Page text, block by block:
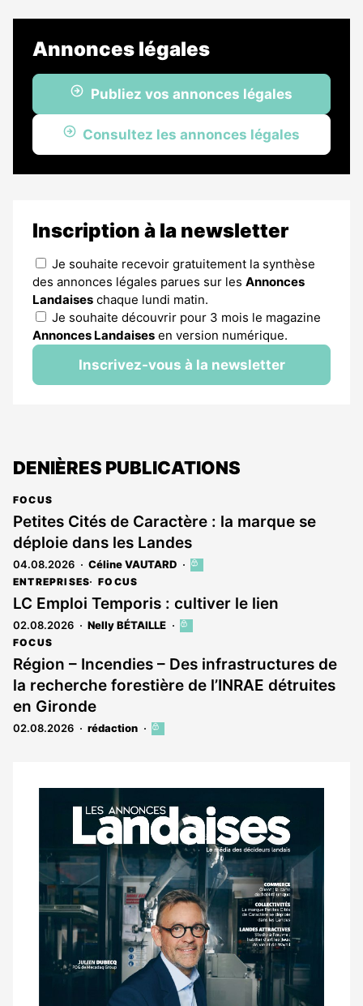
Annonces légales
Publiez vos annonces légales
Consultez les annonces légales
Inscription à la newsletter
Je souhaite recevoir gratuitement la synthèse
des annonces légales parues sur les Annonces
Landaises chaque lundi matin.
Je souhaite découvrir pour 3 mois le magazine
Annonces Landaises en version numérique.
Inscrivez-vous à la newsletter
DENIÈRES PUBLICATIONS
FOCUS
Petites Cités de Caractère : la marque se
déploie dans les Landes
04.08.2026 Céline VAUTARD
Cet
est
réservé
ENTREPRISES FOCUS
LC Emploi Temporis : cultiver le lien
02.08.2026 Nelly BÉTAILLE
Cet
réservé
aux
FOCUS
Région – Incendies – Des infrastructures de
la recherche forestière de l’INRAE détruites
en Gironde
02.08.2026 rédaction
Cet
aux
abonnés
Notre
dernier
magazine